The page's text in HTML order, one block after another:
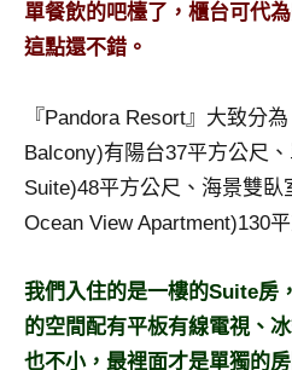
發
表
動
主
持、
企
業
講
單餐飲的吧檯了，櫃台可代
這點還不錯。
『Pandora Resort』大致分
Balcony)有陽台37平方公尺
Suite)48平方公尺、海景雙臥
Ocean View Apartment)130
我們入住的是一樓的Suite房
的空間配有平板有線電視、
也不小，最裡面才是單獨的